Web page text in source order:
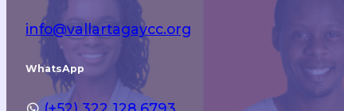
info@vallartagaycc.org
WhatsApp